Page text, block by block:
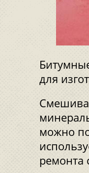
для
можно
ремонта